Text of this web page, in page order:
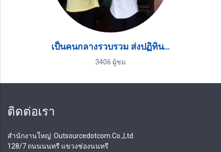
เป็นคนกลางรวบรวม ส่งปฏิทินให้กับคนตาบอด ที่ได้ทำต่อเนื่องมาหลายปี จนปี2561 ต้องนำส่งไปยัง เชียงใหม่ แทน พร้อมเงินบริจาค
3406 ผู้ชม
ติดต่อเรา
สํานักงานใหญ่: Outsourcedotcom.Co.,Ltd.
128/7 ถนนนนทรี แขวงช่องนนทรี